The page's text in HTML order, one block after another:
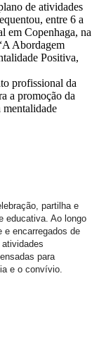
de atividades
entre 6 a
em Copenhaga, na
Abordagem
Positiva,
profissional da
a promoção da
partilha e
educativa. Ao longo
e encarregados de
para
e o convívio.